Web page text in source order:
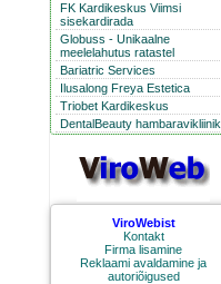
FK Kardikeskus Viimsi
sisekardirada
Globuss - Unikaalne
meelelahutus ratastel
Bariatric Services
Ilusalong Freya Estetica
Triobet Kardikeskus
DentalBeauty hambaravikliinik
ViroWebist
Kontakt
Firma lisamine
Reklaami avaldamine ja
autoriõigused